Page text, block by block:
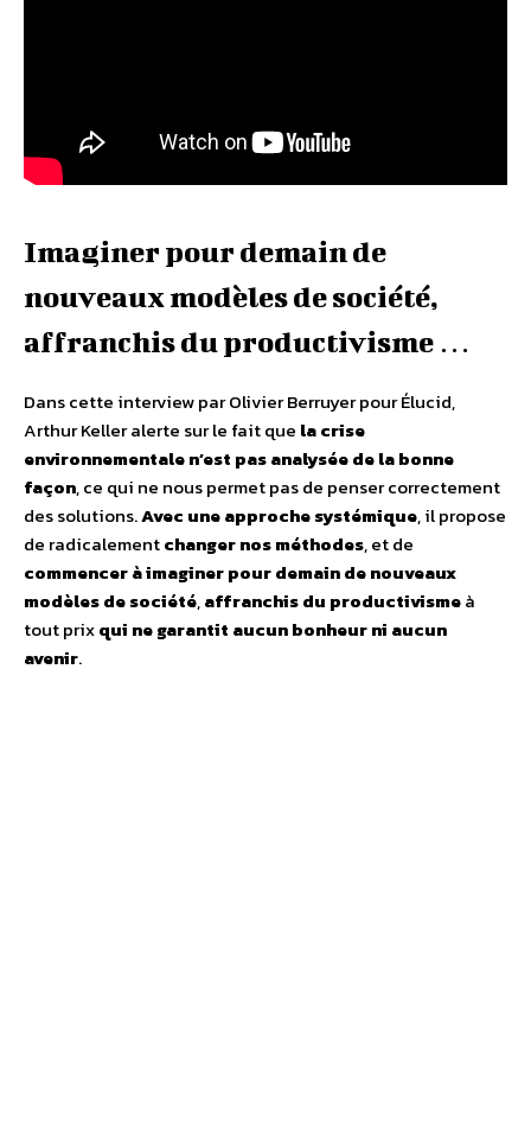
Imaginer pour demain de
nouveaux modèles de société,
affranchis du productivisme …
Dans cette interview par Olivier Berruyer pour Élucid,
Arthur Keller alerte sur le fait que la crise
environnementale n’est pas analysée de la bonne
façon, ce qui ne nous permet pas de penser correctement
des solutions.Avec une approche systémique, il propose
de radicalementchanger nos méthodes, et de
commencer à imaginer pour demain de nouveaux
modèles de société,affranchis du productivismeà
tout prixqui ne garantit aucun bonheur ni aucun
avenir.